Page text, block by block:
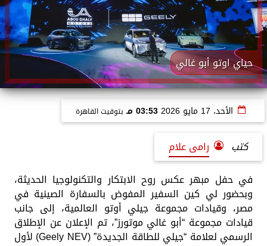
حياي اوتو أبو غالي
الأحد، 17 مايو 2026 03:53 مـ بتوقيت القاهرة
كتب
رامى علام
في حفل مبهر عكس روح الابتكار والتكنولوجيا الحديثة،
وبحضور لي كين السفير المفوض بالسفارة الصينية في
مصر، وقيادات مجموعة جيلي أوتو العالمية، إلى جانب
قيادات مجموعة “أبو غالي موتورز”، تم الإعلان عن الإطلاق
الرسمي لعلامة “جيلي للطاقة الجديدة” (Geely NEV) لأول